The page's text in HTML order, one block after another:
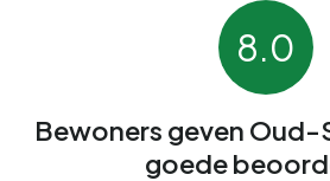
8.0
Bewoners geven Oud-
goede